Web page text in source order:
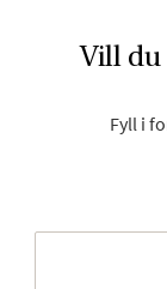
Vill du
Fyll i